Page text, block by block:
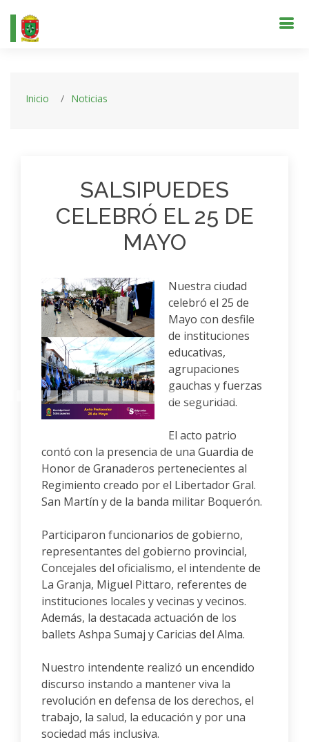
Inicio Noticias
SALSIPUEDES
CELEBRÓ EL 25 DE
MAYO
Anterior Siguiente
Nuestra ciudad
celebró el 25 de
Mayo con desfile
de instituciones
educativas,
agrupaciones
gauchas y fuerzas
de seguridad.
El acto patrio
contó con la presencia de una Guardia de
Honor de Granaderos pertenecientes al
Regimiento creado por el Libertador Gral.
San Martín y de la banda militar Boquerón.
Participaron funcionarios de gobierno,
representantes del gobierno provincial,
Concejales del oficialismo, el intendente de
La Granja, Miguel Pittaro, referentes de
instituciones locales y vecinas y vecinos.
Además, la destacada actuación de los
ballets Ashpa Sumaj y Caricias del Alma.
Nuestro intendente realizó un encendido
discurso instando a mantener viva la
revolución en defensa de los derechos, el
trabajo, la salud, la educación y por una
sociedad más inclusiva.